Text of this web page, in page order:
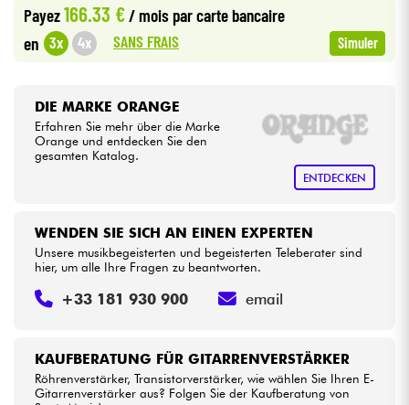
Kabel & Zubehöre
Bundle
Sehen Sie sich unsere Marken an
Payez166.33 €/ mois par carte bancaire
en 3x 4x SANS FRAIS Simuler
DIE MARKE ORANGE
Erfahren Sie mehr über die Marke
Orange und entdecken Sie den
gesamten Katalog.
ENTDECKEN
KAUFBERATUNG FÜR GITARRENVERSTÄRKER
Röhrenverstärker, Transistorverstärker, wie wählen Sie Ihren E-
Gitarrenverstärker aus? Folgen Sie der Kaufberatung von
WENDEN SIE SICH AN EINEN EXPERTEN
Unsere musikbegeisterten und begeisterten Teleberater sind
hier, um alle Ihre Fragen zu beantworten.
+33 181 930 900 email